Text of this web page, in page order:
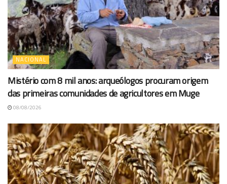
NACIONAL
Mistério com 8 mil anos: arqueólogos procuram origem
das primeiras comunidades de agricultores em Muge
08/08/2026